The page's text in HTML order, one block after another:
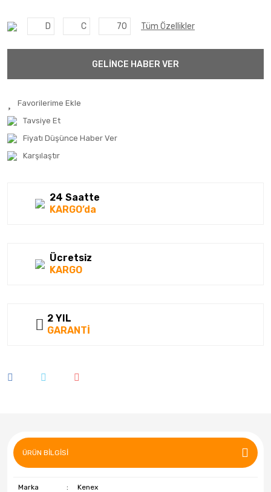
D C 70 Tüm Özellikler
GELİNCE HABER VER
Tavsiye Et
Fiyatı Düşünce Haber Ver
Karşılaştır
24 Saatte
KARGO’da
Ücretsiz
KARGO
2 YIL
GARANTİ
ÜRÜN BILGISI
Marka : Kenex
Kelly
Kelly
Kormetal
Kormoran
Matador
Petlas
Pirelli